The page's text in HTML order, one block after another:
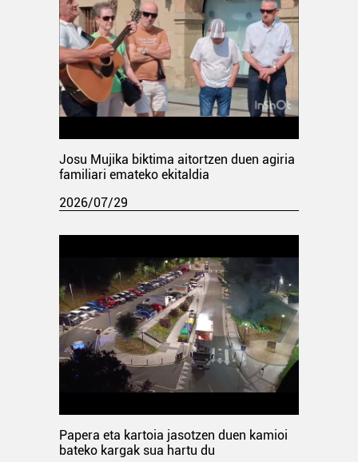
Josu Mujika biktima aitortzen duen agiria
familiari emateko ekitaldia
2026/07/29
Papera eta kartoia jasotzen duen kamioi
bateko kargak sua hartu du